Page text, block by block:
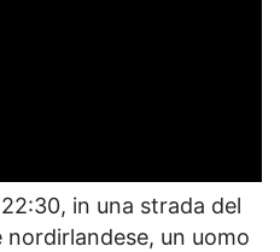
in una strada del
nordirlandese, un uomo